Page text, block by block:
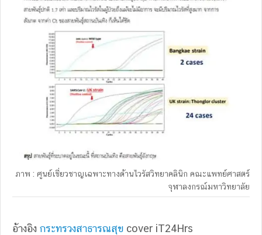
ภาพ : ศูนย์เชี่ยวชาญเฉพาะทางด้านไวรัสวิทยาคลินิก คณะแพทย์ศาสตร์
จุฬาลงกรณ์มหาวิทยาลัย
อ้างอิง กระทรวงสาธารณสุข cover iT24Hrs